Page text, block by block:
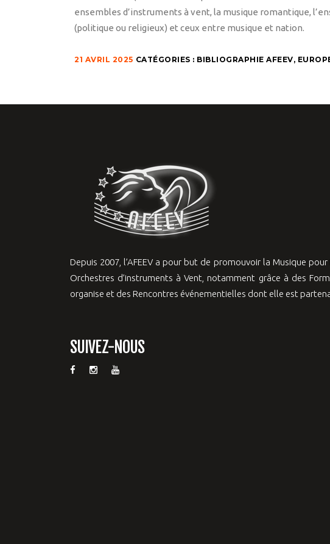
ensembles d’instruments à vent, la musique romantique,
(politique ou religieux) et ceux entre musique et nation.
21 AVRIL 2025 CATÉGORIES : BIBLIOGRAPHIE AFEEV,
Depuis 2007, l’AFEEV a pour but de promouvoir la Musique
Orchestres d’instruments à Vent, notamment grâce à des
organise et des Rencontres événementielles dont elle est
SUIVEZ-NOUS